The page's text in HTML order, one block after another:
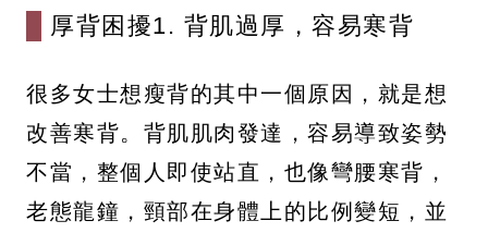
厚背困擾1. 背肌過厚，容易寒背
很多女士想瘦背的其中一個原因，就是想
改善寒背。背肌肌肉發達，容易導致姿勢
不當，整個人即使站直，也像彎腰寒背，
老態龍鐘，頸部在身體上的比例變短，並